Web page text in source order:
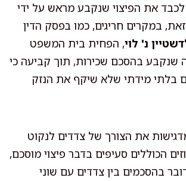
את הפיצוי שנקבע מראש על ידי
במקרים חריגים, כמו בפסק הדין
, הפחית בית המשפט
שנקבע בהסכם שכירות, תוך קביעה כי
בלתי מידתי שלא שיקף את הנזק
את הצורך של צדדים לנקוט
הכוללים סעיפים בדבר פיצוי מוסכם,
בהסכמים בין צדדים עם שוני